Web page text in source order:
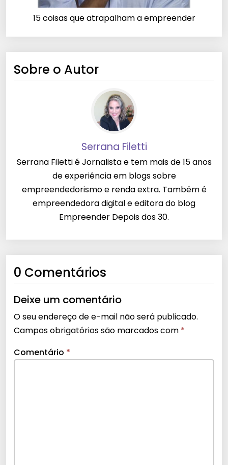
15 coisas que atrapalham a empreender
Sobre o Autor
Serrana Filetti
Serrana Filetti é Jornalista e tem mais de 15 anos
de experiência em blogs sobre
empreendedorismo e renda extra. Também é
empreendedora digital e editora do blog
Empreender Depois dos 30.
0 Comentários
Deixe um comentário
O seu endereço de e-mail não será publicado.
Campos obrigatórios são marcados com *
Comentário *